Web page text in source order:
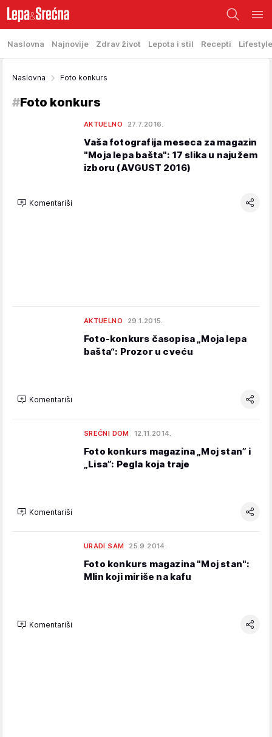
Naslovna Najnovije Zdrav život Lepota i stil Recepti Lifestyle
Naslovna Foto konkurs
#Foto konkurs
AKTUELNO 27.7.2016.
Vaša fotografija meseca za magazin
"Moja lepa bašta": 17 slika u najužem
izboru (AVGUST 2016)
Komentariši
AKTUELNO 29.1.2015.
Foto-konkurs časopisa „Moja lepa
bašta“: Prozor u cveću
Komentariši
SREĆNI DOM 12.11.2014.
Foto konkurs magazina „Moj stan” i
„Lisa”: Pegla koja traje
Komentariši
URADI SAM 25.9.2014.
Foto konkurs magazina "Moj stan":
Mlin koji miriše na kafu
Komentariši